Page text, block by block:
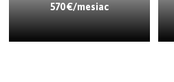
570 €/mesiac